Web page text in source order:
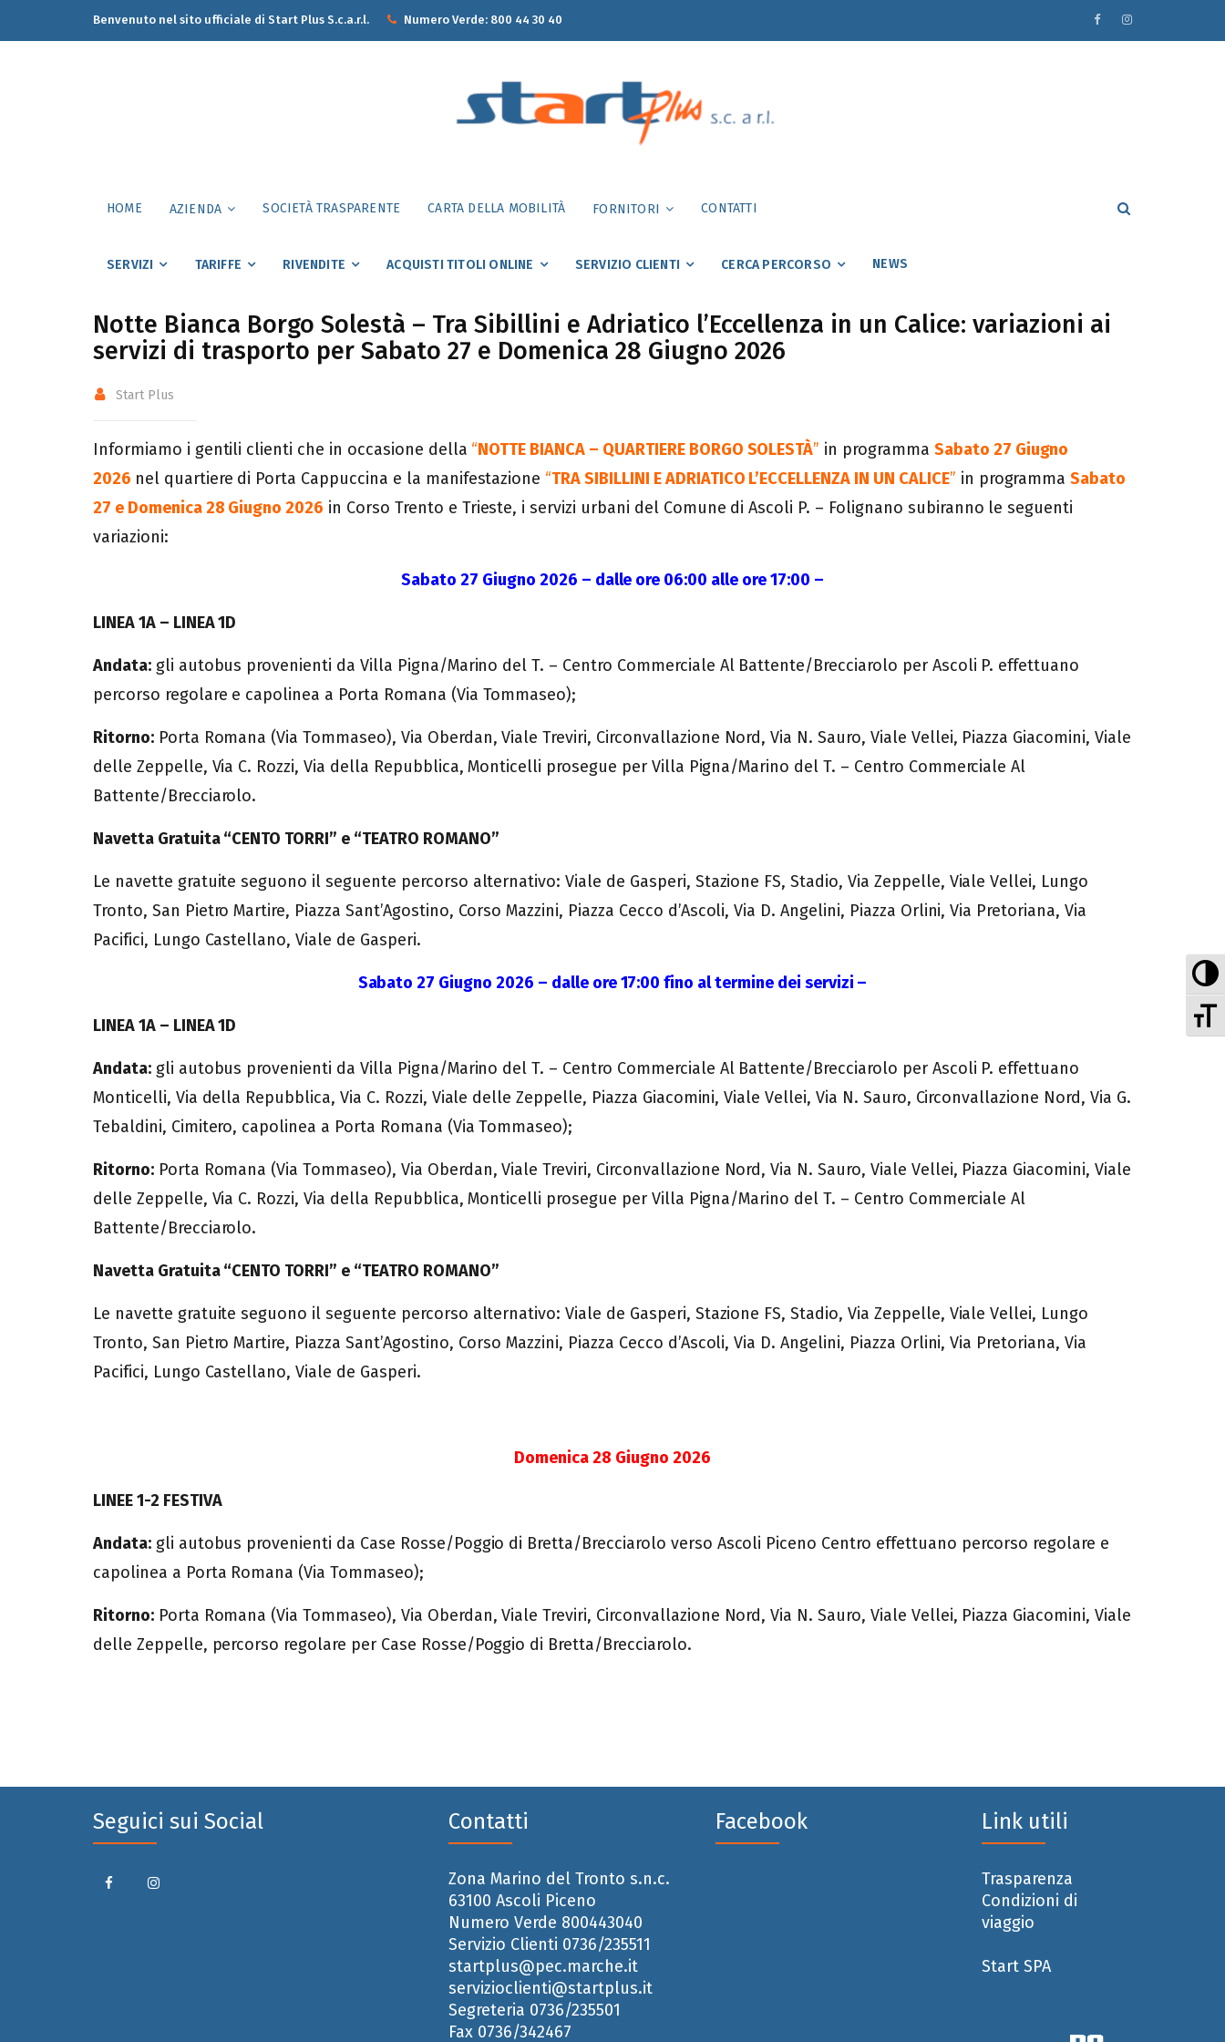
Benvenuto nel sito ufficiale di Start Plus S.c.a.r.l. Numero Verde: 800 44 30 40
HOME AZIENDA SOCIETÀ TRASPARENTE CARTA DELLA MOBILITÀ FORNITORI CONTATTI
SERVIZI TARIFFE RIVENDITE ACQUISTI TITOLI ONLINE SERVIZIO CLIENTI CERCA PERCORSO NEWS
Notte Bianca Borgo Solestà – Tra Sibillini e Adriatico l’Eccellenza in un Calice: variazioni ai
servizi di trasporto per Sabato 27 e Domenica 28 Giugno 2026
Start Plus
Informiamo i gentili clienti che in occasione della “NOTTE BIANCA – QUARTIERE BORGO SOLESTÀ” in programma Sabato 27 Giugno
2026 nel quartiere di Porta Cappuccina e la manifestazione “TRA SIBILLINI E ADRIATICO L’ECCELLENZA IN UN CALICE” in programmaSabato
27 e Domenica 28 Giugno 2026 in Corso Trento e Trieste, i servizi urbani del Comune di Ascoli P. – Folignano subiranno le seguenti
variazioni:
Sabato 27 Giugno 2026 – dalle ore 06:00 alle ore 17:00 –
LINEA 1A – LINEA 1D
Andata:gli autobus provenienti da Villa Pigna/Marino del T. – Centro Commerciale Al Battente/Brecciarolo per Ascoli P. effettuano
percorso regolare e capolinea a Porta Romana (Via Tommaseo);
Ritorno:Porta Romana (Via Tommaseo), Via Oberdan, Viale Treviri, Circonvallazione Nord, Via N. Sauro, Viale Vellei, Piazza Giacomini, Viale
delle Zeppelle, Via C. Rozzi, Via della Repubblica, Monticelli prosegue per Villa Pigna/Marino del T. – Centro Commerciale Al
Battente/Brecciarolo.
Navetta Gratuita “CENTO TORRI” e “TEATRO ROMANO”
Le navette gratuite seguono il seguente percorso alternativo: Viale de Gasperi, Stazione FS, Stadio, Via Zeppelle, Viale Vellei, Lungo
Tronto, San Pietro Martire, Piazza Sant’Agostino, Corso Mazzini, Piazza Cecco d’Ascoli, Via D. Angelini, Piazza Orlini, Via Pretoriana, Via
Pacifici, Lungo Castellano, Viale de Gasperi.
Sabato 27 Giugno 2026 – dalle ore 17:00 fino al termine dei servizi –
LINEA 1A – LINEA 1D
Andata:gli autobus provenienti da Villa Pigna/Marino del T. – Centro Commerciale Al Battente/Brecciarolo per Ascoli P. effettuano
Monticelli, Via della Repubblica, Via C. Rozzi, Viale delle Zeppelle, Piazza Giacomini, Viale Vellei, Via N. Sauro, Circonvallazione Nord, Via G.
Tebaldini, Cimitero, capolinea a Porta Romana (Via Tommaseo);
Ritorno:Porta Romana (Via Tommaseo), Via Oberdan, Viale Treviri, Circonvallazione Nord, Via N. Sauro, Viale Vellei, Piazza Giacomini, Viale
delle Zeppelle, Via C. Rozzi, Via della Repubblica, Monticelli prosegue per Villa Pigna/Marino del T. – Centro Commerciale Al
Battente/Brecciarolo.
Navetta Gratuita “CENTO TORRI” e “TEATRO ROMANO”
Le navette gratuite seguono il seguente percorso alternativo: Viale de Gasperi, Stazione FS, Stadio, Via Zeppelle, Viale Vellei, Lungo
Tronto, San Pietro Martire, Piazza Sant’Agostino, Corso Mazzini, Piazza Cecco d’Ascoli, Via D. Angelini, Piazza Orlini, Via Pretoriana, Via
Pacifici, Lungo Castellano, Viale de Gasperi.
Domenica 28 Giugno 2026
LINEE 1-2 FESTIVA
Andata:gli autobus provenienti da Case Rosse/Poggio di Bretta/Brecciarolo verso Ascoli Piceno Centro effettuano percorso regolare e
capolinea a Porta Romana (Via Tommaseo);
Ritorno:Porta Romana (Via Tommaseo), Via Oberdan, Viale Treviri, Circonvallazione Nord, Via N. Sauro, Viale Vellei, Piazza Giacomini, Viale
delle Zeppelle, percorso regolare per Case Rosse/Poggio di Bretta/Brecciarolo.
Seguici sui Social Contatti
Zona Marino del Tronto s.n.c.
63100 Ascoli Piceno
Numero Verde 800443040
Servizio Clienti 0736/235511
startplus@pec.marche.it
servizioclienti@startplus.it
Segreteria 0736/235501
Fax 0736/342467
Facebook Link utili
Trasparenza
Condizioni di
viaggio
Start SPA